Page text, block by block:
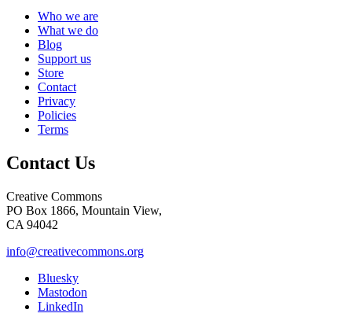
Who we are
What we do
Blog
Support us
Store
Contact
Privacy
Policies
Terms
Contact Us
Creative Commons
PO Box 1866, Mountain View,
CA 94042
info@creativecommons.org
Bluesky
Mastodon
LinkedIn